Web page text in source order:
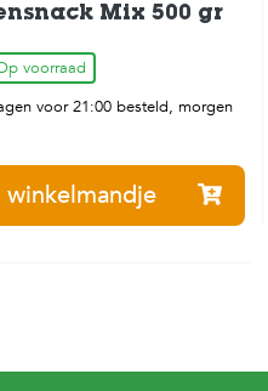
Mix 500 gr
voorraad
voor 21:00 besteld, morgen
winkelmandje